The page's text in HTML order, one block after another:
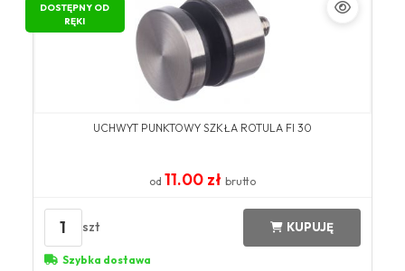
DOSTĘPNY OD
RĘKI
UCHWYT PUNKTOWY SZKŁA ROTULA FI 30
od 11.00 zł brutto
1 szt KUPUJĘ
Szybka dostawa